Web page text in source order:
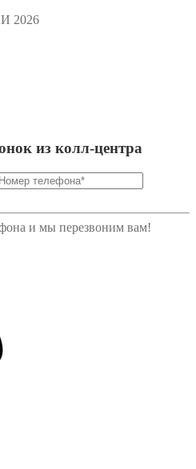
2026
из колл-центра
и мы перезвоним вам!